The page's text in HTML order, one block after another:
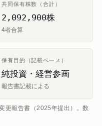
共同保有株数（合計）
2,092,900株
4者合算
保有目的（記載ベース）
純投資・経営参画
報告書記載による
更報告書（2025年提出）。数